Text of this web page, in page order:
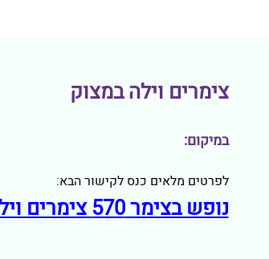
צימרים וילה במצוק
במיקום:
לפרטים מלאים כנס לקישור הבא:
נופש בצימר 570 צימרים וילה במצוק